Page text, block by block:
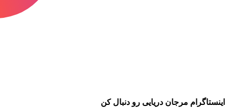
اینستاگرام مرجان دریایی رو دنبال کن